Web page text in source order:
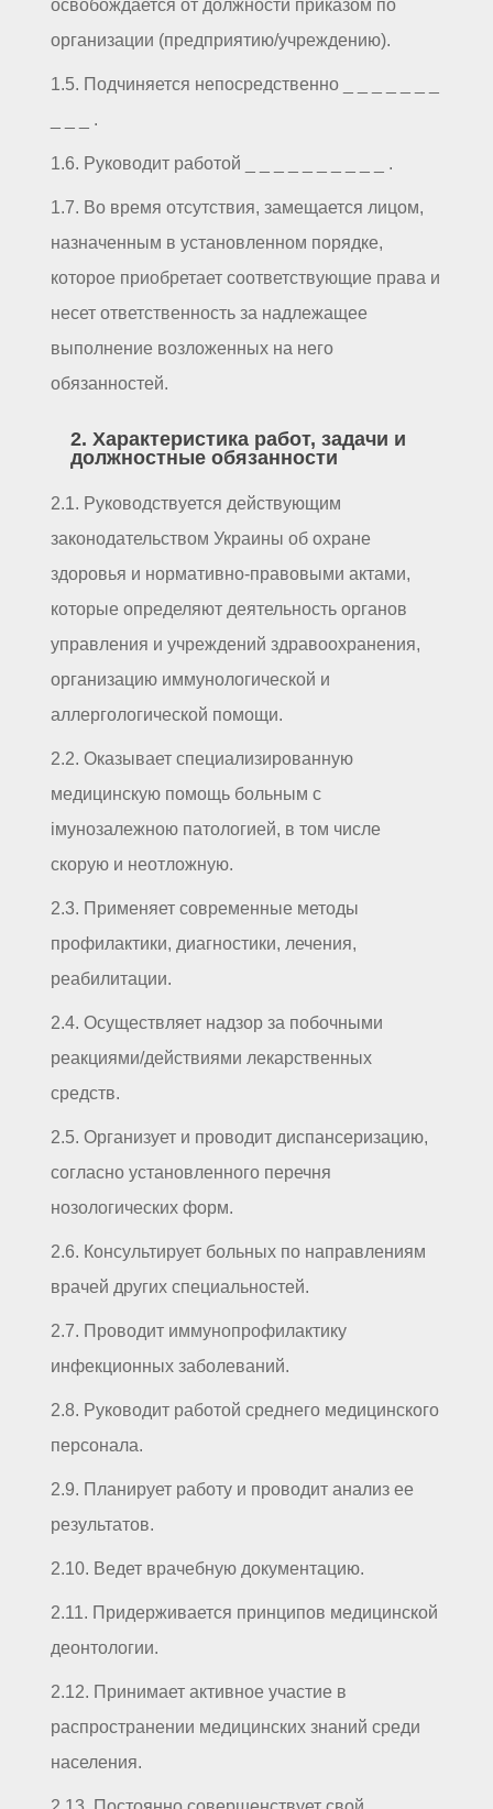
освобождается от должности приказом по
организации (предприятию/учреждению).
1.5. Подчиняется непосредственно _ _ _ _ _ _ _
_ _ _ .
1.6. Руководит работой _ _ _ _ _ _ _ _ _ _ .
1.7. Во время отсутствия, замещается лицом,
назначенным в установленном порядке,
которое приобретает соответствующие права и
несет ответственность за надлежащее
выполнение возложенных на него
обязанностей.
2. Характеристика работ, задачи и
должностные обязанности
2.1. Руководствуется действующим
законодательством Украины об охране
здоровья и нормативно-правовыми актами,
которые определяют деятельность органов
управления и учреждений здравоохранения,
организацию иммунологической и
аллергологической помощи.
2.2. Оказывает специализированную
медицинскую помощь больным с
імунозалежною патологией, в том числе
скорую и неотложную.
2.3. Применяет современные методы
профилактики, диагностики, лечения,
реабилитации.
2.4. Осуществляет надзор за побочными
реакциями/действиями лекарственных
средств.
2.5. Организует и проводит диспансеризацию,
согласно установленного перечня
нозологических форм.
2.6. Консультирует больных по направлениям
врачей других специальностей.
2.7. Проводит иммунопрофилактику
инфекционных заболеваний.
2.8. Руководит работой среднего медицинского
персонала.
2.9. Планирует работу и проводит анализ ее
результатов.
2.10. Ведет врачебную документацию.
2.11. Придерживается принципов медицинской
деонтологии.
2.12. Принимает активное участие в
распространении медицинских знаний среди
населения.